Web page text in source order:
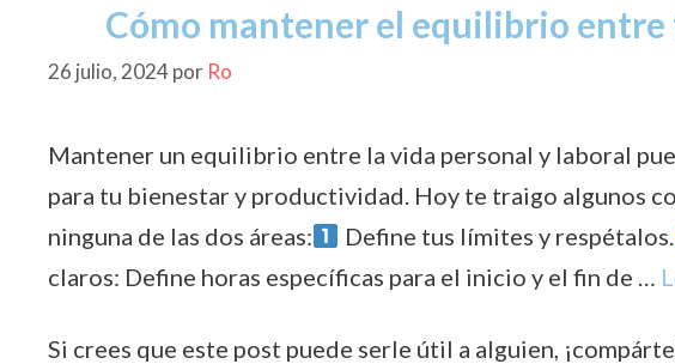
Cómo mantener el equilibrio
26 julio, 2024por Ro
Mantener un equilibrio entre la vida personal y laboral
para tu bienestar y productividad. Hoy te traigo algunos
ninguna de las dos áreas:
Define tus límites y respétalos.
claros: Define horas específicas para el inicio y el fin de …
Si crees que este post puede serle útil a alguien,